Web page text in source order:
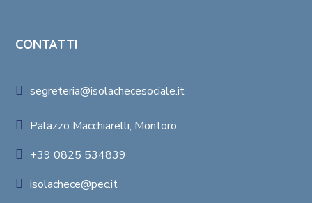
CONTATTI
segreteria@isolachecesociale.it
Palazzo Macchiarelli, Montoro
+39 0825 534839
isolachece@pec.it